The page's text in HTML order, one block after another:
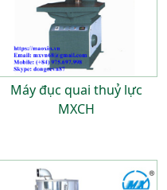
Máy đục quai thuỷ lực
MXCH